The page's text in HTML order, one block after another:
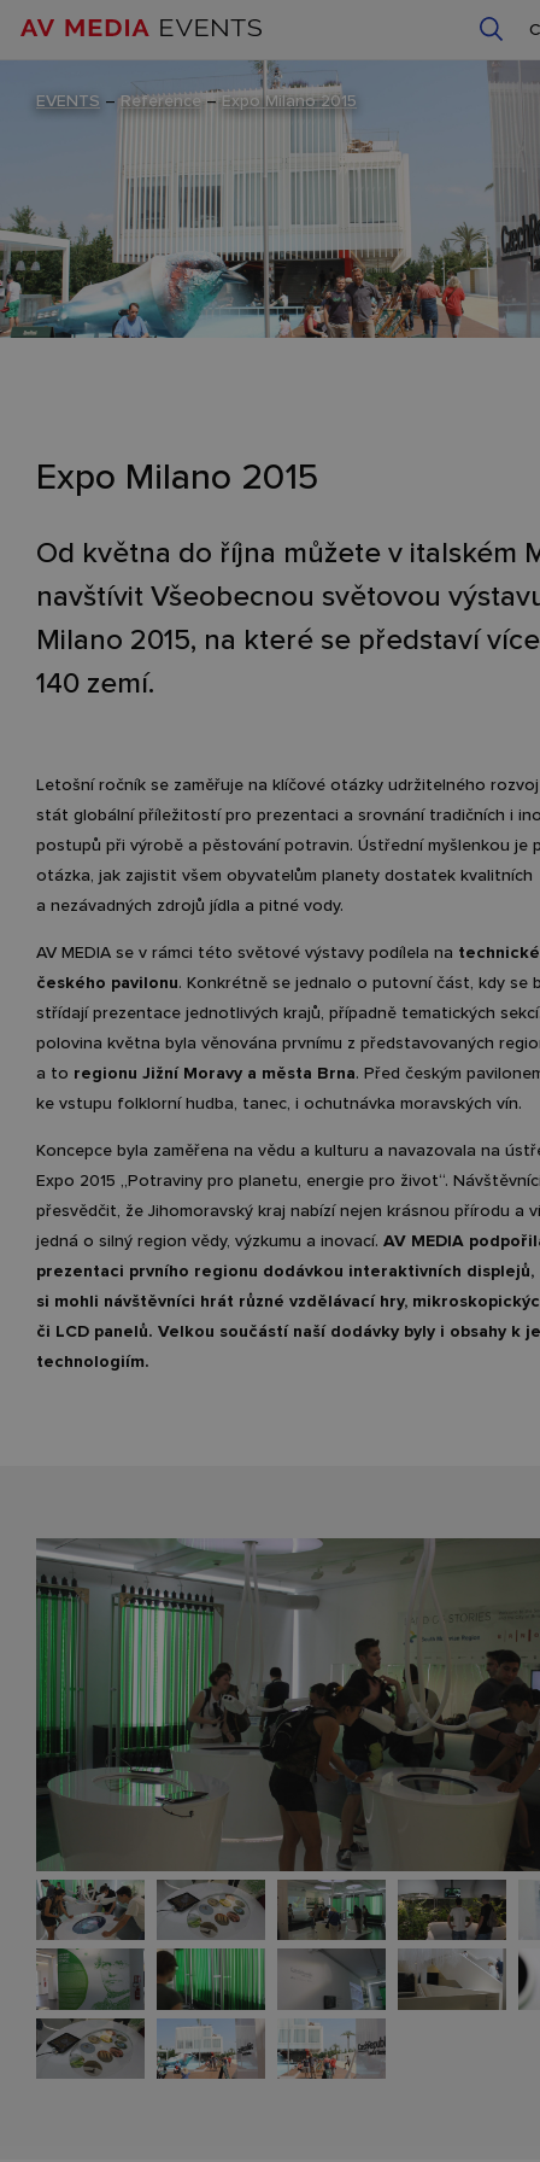
EVENTS – Reference – Expo Milano 2015
Expo Milano 2015
Od května do října můžete v italském
navštívit Všeobecnou světovou
Milano 2015, na které se představí
140 zemí.
Letošní ročník se zaměřuje na klíčové otázky udržitelného
stát globální příležitostí pro prezentaci a srovnání tradičních i
postupů při výrobě a pěstování potravin. Ústřední myšlenkou je
otázka, jak zajistit všem obyvatelům planety dostatek kvalitních
a nezávadných zdrojů jídla a pitné vody.
AV MEDIA se v rámci této světové výstavy podílela na
českého pavilonu. Konkrétně se jednalo o putovní část, kdy se
střídají prezentace jednotlivých krajů, případně tematických
polovina května byla věnována prvnímu z představovaných
a to regionu Jižní Moravy a města Brna. Před českým
ke vstupu folklorní hudba, tanec, i ochutnávka moravských vín.
Koncepce byla zaměřena na vědu a kulturu a navazovala na
Expo 2015 „Potraviny pro planetu, energie pro život“.
přesvědčit, že Jihomoravský kraj nabízí nejen krásnou přírodu a
jedná o silný region vědy, výzkumu a inovací. AV MEDIA
prezentaci prvního regionu dodávkou interaktivních displejů,
si mohli návštěvníci hrát různé vzdělávací hry,
či LCD panelů. Velkou součástí naší dodávky byly i obsahy k
technologiím.